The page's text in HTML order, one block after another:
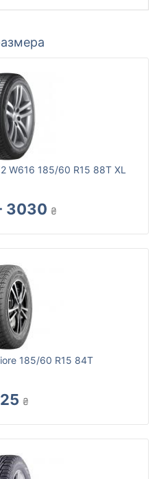
W616 185/60 R15 88T XL
3030 ₴
185/60 R15 84T
₴